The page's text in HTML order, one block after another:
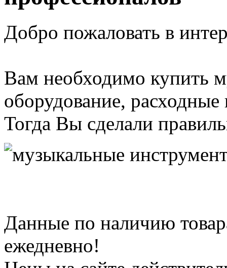
Добро пожаловать в
Вам необходимо купить
оборудование,
Тогда Вы сделали
Данные по наличию
ежедневно!